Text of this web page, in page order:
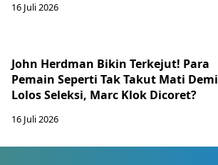
16 Juli 2026
John Herdman Bikin Terkejut! Para
Pemain Seperti Tak Takut Mati Demi
Lolos Seleksi, Marc Klok Dicoret?
16 Juli 2026